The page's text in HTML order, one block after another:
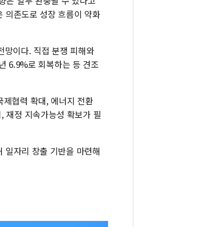
의존도로 성장 흐름이 약화
망이다. 직접 분쟁 피해와
6.9%로 회복하는 등 견조
제협력 확대, 에너지 전환
재정 지속가능성 확보가 필
일자리 창출 기반을 마련해